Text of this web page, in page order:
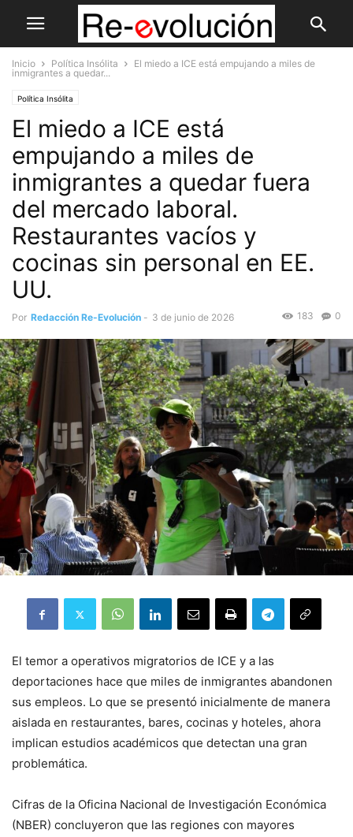
Inicio Política Insólita
El miedo a ICE está empujando a miles de
inmigrantes a quedar...
Política Insólita
El miedo a ICE está
empujando a miles de
inmigrantes a quedar fuera
del mercado laboral.
Restaurantes vacíos y
cocinas sin personal en EE.
UU.
Por Redacción Re-Evolución - 3 de junio de 2026 0
183
El temor a operativos migratorios de ICE y a las
deportaciones hace que miles de inmigrantes abandonen
sus empleos. Lo que se presentó inicialmente de manera
aislada en restaurantes, bares, cocinas y hoteles, ahora
implican estudios académicos que detectan una gran
problemática.
Cifras de la Oficina Nacional de Investigación Económica
(NBER) concluyeron que las regiones con mayores